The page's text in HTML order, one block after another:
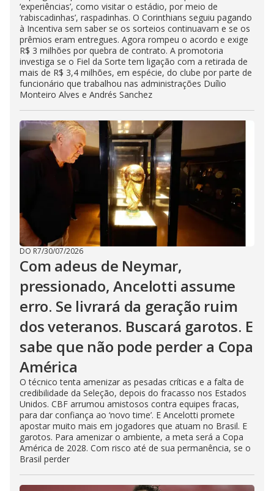
‘experiências’, como visitar o estádio, por meio de
‘rabiscadinhas’, raspadinhas. O Corinthians seguiu pagando
à Incentiva sem saber se os sorteios continuavam e se os
prêmios eram entregues. Agora rompeu o acordo e exige
R$ 3 milhões por quebra de contrato. A promotoria
investiga se o Fiel da Sorte tem ligação com a retirada de
mais de R$ 3,4 milhões, em espécie, do clube por parte de
funcionário que trabalhou nas administrações Duílio
Monteiro Alves e Andrés Sanchez
DO R7/30/07/2026
Com adeus de Neymar,
pressionado, Ancelotti assume
erro. Se livrará da geração ruim
dos veteranos. Buscará garotos. E
sabe que não pode perder a Copa
América
O técnico tenta amenizar as pesadas críticas e a falta de
credibilidade da Seleção, depois do fracasso nos Estados
Unidos. CBF arrumou amistosos contra equipes fracas,
para dar confiança ao ‘novo time’. E Ancelotti promete
apostar muito mais em jogadores que atuam no Brasil. E
garotos. Para amenizar o ambiente, a meta será a Copa
América de 2028. Com risco até de sua permanência, se o
Brasil perder